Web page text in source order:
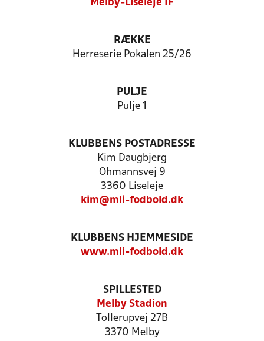
Melby-Liseleje IF
RÆKKE
Herreserie Pokalen 25/26
PULJE
Pulje 1
KLUBBENS POSTADRESSE
Kim Daugbjerg
Ohmannsvej 9
3360 Liseleje
kim@mli-fodbold.dk
KLUBBENS HJEMMESIDE
www.mli-fodbold.dk
SPILLESTED
Melby Stadion
Tollerupvej 27B
3370 Melby